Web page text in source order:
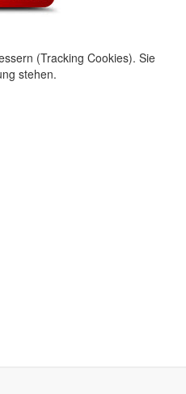
(Tracking Cookies). Sie
stehen.